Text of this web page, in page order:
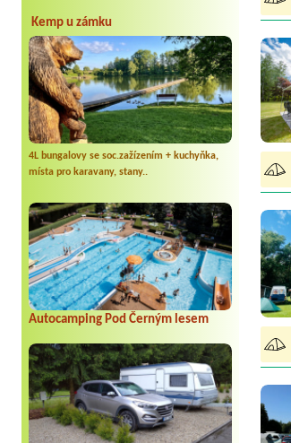
Kemp u zámku
4L bungalovy se soc.zažízením + kuchyňka,
místa pro karavany, stany..
Autocamping Pod Černým lesem